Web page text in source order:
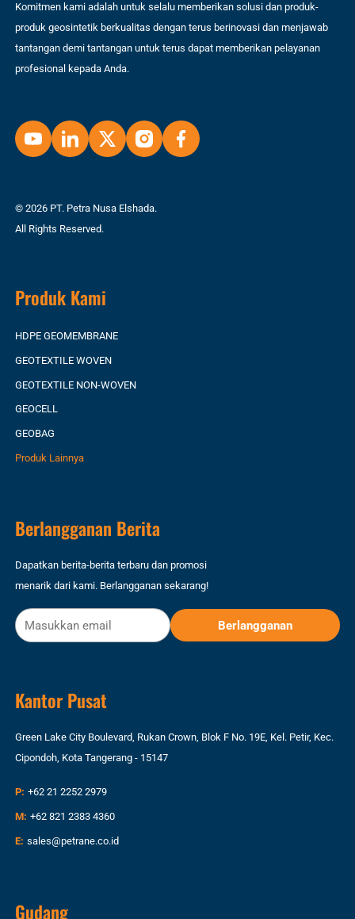
Komitmen kami adalah untuk selalu memberikan solusi dan produk-
produk geosintetik berkualitas dengan terus berinovasi dan menjawab
tantangan demi tantangan untuk terus dapat memberikan pelayanan
profesional kepada Anda.
© 2026 PT. Petra Nusa Elshada.
All Rights Reserved.
Produk Kami
HDPE GEOMEMBRANE
GEOTEXTILE WOVEN
GEOTEXTILE NON-WOVEN
GEOCELL
GEOBAG
Produk Lainnya
Berlangganan Berita
Dapatkan berita-berita terbaru dan promosi
menarik dari kami. Berlangganan sekarang!
Kantor Pusat
Green Lake City Boulevard, Rukan Crown, Blok F No. 19E, Kel. Petir, Kec.
Cipondoh, Kota Tangerang - 15147
P: +62 21 2252 2979
M: +62 821 2383 4360
E: sales@petrane.co.id
Gudang